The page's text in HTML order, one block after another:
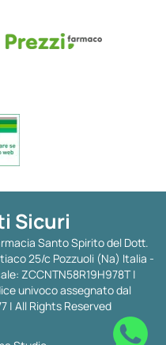
Sicuri
Santo Spirito del Dott.
25/c Pozzuoli (Na) Italia -
ZCCNTN58R19H978T |
univoco assegnato dal
| All Rights Reserved